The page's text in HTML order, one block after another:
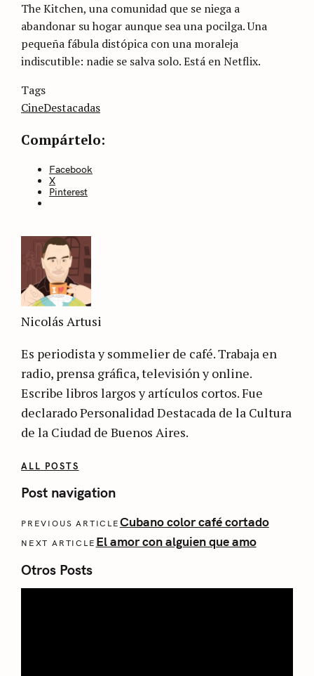
The Kitchen, una comunidad que se niega a
abandonar su hogar aunque sea una pocilga. Una
pequeña fábula distópica con una moraleja
indiscutible: nadie se salva solo. Está en Netflix.
Categories
categoría
Tags
CineDestacadas
Compártelo:
Facebook
X
Pinterest
Nicolás Artusi
Es periodista y sommelier de café. Trabaja en
radio, prensa gráfica, televisión y online.
Escribe libros largos y artículos cortos. Fue
declarado Personalidad Destacada de la Cultura
de la Ciudad de Buenos Aires.
ALL POSTS
Post navigation
PREVIOUS ARTICLE Cubano color café cortado
NEXT ARTICLE El amor con alguien que amo
Otros Posts